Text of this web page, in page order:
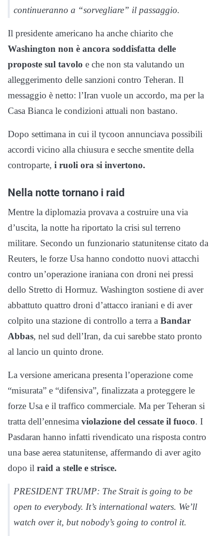
continueranno a “sorvegliare” il passaggio.
Il presidente americano ha anche chiarito che
Washington non è ancora soddisfatta delle
proposte sul tavolo e che non sta valutando un
alleggerimento delle sanzioni contro Teheran. Il
messaggio è netto: l’Iran vuole un accordo, ma per la
Casa Bianca le condizioni attuali non bastano.
Dopo settimana in cui il tycoon annunciava possibili
accordi vicino alla chiusura e secche smentite della
controparte, i ruoli ora si invertono.
Nella notte tornano i raid
Mentre la diplomazia provava a costruire una via
d’uscita, la notte ha riportato la crisi sul terreno
militare. Secondo un funzionario statunitense citato da
Reuters, le forze Usa hanno condotto nuovi attacchi
contro un’operazione iraniana con droni nei pressi
dello Stretto di Hormuz. Washington sostiene di aver
abbattuto quattro droni d’attacco iraniani e di aver
colpito una stazione di controllo a terra a Bandar
Abbas, nel sud dell’Iran, da cui sarebbe stato pronto
al lancio un quinto drone.
La versione americana presenta l’operazione come
“misurata” e “difensiva”, finalizzata a proteggere le
forze Usa e il traffico commerciale. Ma per Teheran si
tratta dell’ennesima violazione del cessate il fuoco. I
Pasdaran hanno infatti rivendicato una risposta contro
una base aerea statunitense, affermando di aver agito
dopo il raid a stelle e strisce.
PRESIDENT TRUMP: The Strait is going to be
open to everybody. It’s international waters. We’ll
watch over it, but nobody’s going to control it.